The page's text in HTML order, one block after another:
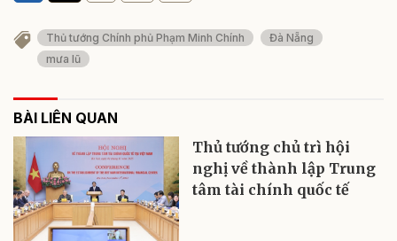
Thủ tướng Chính phủ Phạm Minh Chính
Đà Nẵng
mưa lũ
BÀI LIÊN QUAN
Thủ tướng chủ trì hội
nghị về thành lập Trung
tâm tài chính quốc tế